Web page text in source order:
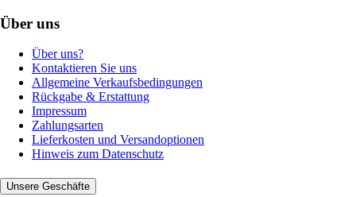
Über uns
Über uns?
Kontaktieren Sie uns
Allgemeine Verkaufsbedingungen
Rückgabe & Erstattung
Impressum
Zahlungsarten
Lieferkosten und Versandoptionen
Hinweis zum Datenschutz
Unsere Geschäfte